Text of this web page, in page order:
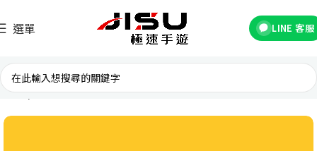
選單 LINE 客服
首頁 交友軟體